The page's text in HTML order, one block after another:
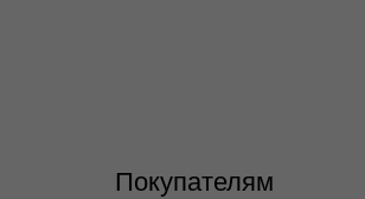
Покупателям